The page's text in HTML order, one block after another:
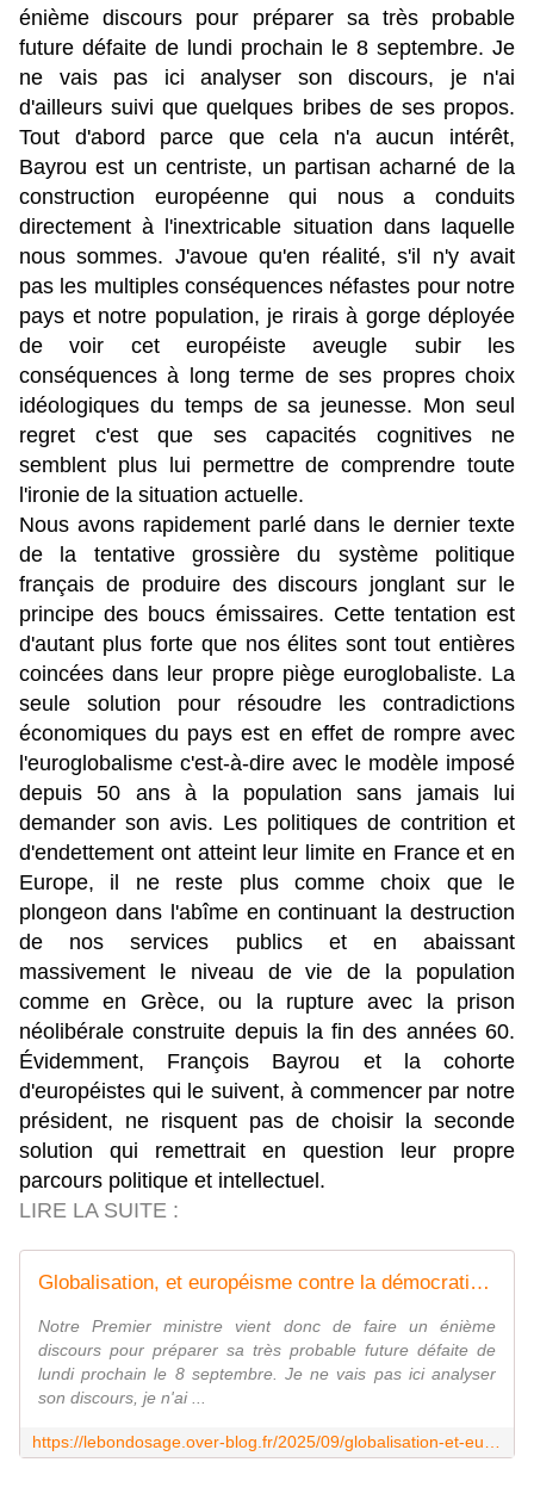
énième discours pour préparer sa très probable
future défaite de lundi prochain le 8 septembre. Je
ne vais pas ici analyser son discours, je n'ai
d'ailleurs suivi que quelques bribes de ses propos.
Tout d'abord parce que cela n'a aucun intérêt,
Bayrou est un centriste, un partisan acharné de la
construction européenne qui nous a conduits
directement à l'inextricable situation dans laquelle
nous sommes. J'avoue qu'en réalité, s'il n'y avait
pas les multiples conséquences néfastes pour notre
pays et notre population, je rirais à gorge déployée
de voir cet européiste aveugle subir les
conséquences à long terme de ses propres choix
idéologiques du temps de sa jeunesse. Mon seul
regret c'est que ses capacités cognitives ne
semblent plus lui permettre de comprendre toute
l'ironie de la situation actuelle.
Nous avons rapidement parlé dans le dernier texte
de la tentative grossière du système politique
français de produire des discours jonglant sur le
principe des boucs émissaires. Cette tentation est
d'autant plus forte que nos élites sont tout entières
coincées dans leur propre piège euroglobaliste. La
seule solution pour résoudre les contradictions
économiques du pays est en effet de rompre avec
l'euroglobalisme c'est-à-dire avec le modèle imposé
depuis 50 ans à la population sans jamais lui
demander son avis. Les politiques de contrition et
d'endettement ont atteint leur limite en France et en
Europe, il ne reste plus comme choix que le
plongeon dans l'abîme en continuant la destruction
de nos services publics et en abaissant
massivement le niveau de vie de la population
comme en Grèce, ou la rupture avec la prison
néolibérale construite depuis la fin des années 60.
Évidemment, François Bayrou et la cohorte
d'européistes qui le suivent, à commencer par notre
président, ne risquent pas de choisir la seconde
solution qui remettrait en question leur propre
parcours politique et intellectuel.
LIRE LA SUITE :
Globalisation, et européisme contre la démocratie - Le Bondosage
Notre Premier ministre vient donc de faire un énième
discours pour préparer sa très probable future défaite de
lundi prochain le 8 septembre. Je ne vais pas ici analyser
son discours, je n'ai ...